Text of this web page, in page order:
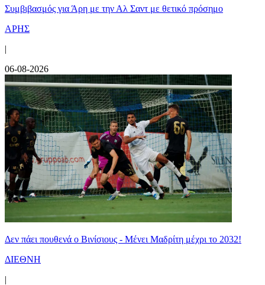
Συμβιβασμός για Άρη με την Αλ Σαντ με θετικό πρόσημο
ΑΡΗΣ
|
06-08-2026
Δεν πάει πουθενά ο Βινίσιους - Μένει Μαδρίτη μέχρι το 2032!
ΔΙΕΘΝΗ
|